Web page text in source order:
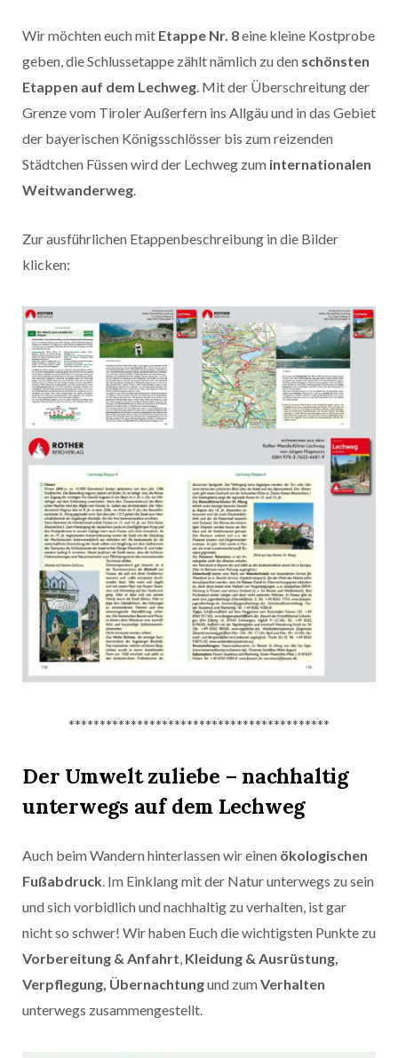
Wir möchten euch mit Etappe Nr. 8eine kleine Kostprobe
geben, die Schlussetappe zählt nämlich zu den schönsten
Etappen auf dem Lechweg . Mit der Überschreitung der
Grenze vom Tiroler Außerfern ins Allgäu und in das Gebiet
der bayerischen Königsschlösser bis zum reizenden
Städtchen Füssen wird der Lechweg zum internationalen
Weitwanderweg
Zur ausführlichen Etappenbeschreibung in die Bilder
klicken:
******************************************
Der Umwelt zuliebe – nachhaltig
unterwegs auf dem Lechweg
Auch beim Wandern hinterlassen wir einen ökologischen
Fußabdruck. Im Einklang mit der Natur unterwegs zu sein
und sich vorbidlich und nachhaltig zu verhalten, ist gar
nicht so schwer! Wir haben Euch die wichtigsten Punkte zu
Vorbereitung & Anfahrt, Kleidung & Ausrüstung,
Verpflegung, Übernachtungund zumVerhalten
unterwegs zusammengestellt.